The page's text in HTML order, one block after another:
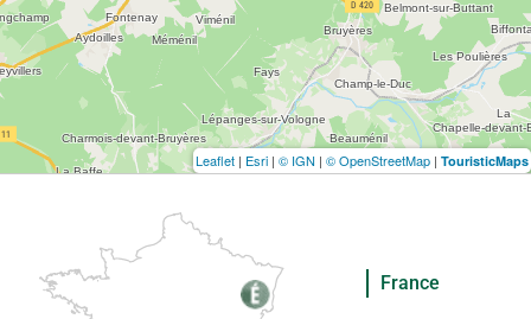
Leaflet | Esri | © IGN | © OpenStreetMap | TouristicMaps
France